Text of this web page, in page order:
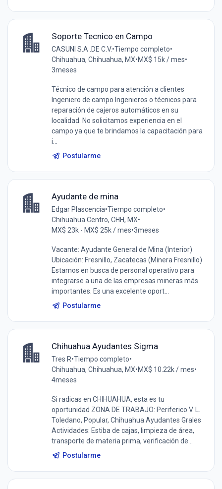
Soporte Tecnico en Campo
CASUNI S.A .DE C.V.•Tiempo completo•
Chihuahua, Chihuahua, MX•MX$ 15k / mes•
3meses
Técnico de campo para atención a clientes
Ingeniero de campo Ingenieros o técnicos para
reparación de cajeros automáticos en su
localidad. No solicitamos experiencia en el
campo ya que te brindamos la capacitación para
i...
Postularme
Ayudante de mina
Edgar Plascencia•Tiempo completo•
Chihuahua Centro, CHH, MX•
MX$ 23k - MX$ 25k / mes•3meses
Vacante: Ayudante General de Mina (Interior)
Ubicación: Fresnillo, Zacatecas (Minera Fresnillo)
Estamos en busca de personal operativo para
integrarse a una de las empresas mineras más
importantes. Es una excelente oport...
Postularme
Chihuahua Ayudantes Sigma
Tres R•Tiempo completo•
Chihuahua, Chihuahua, MX•MX$ 10.22k / mes•
4meses
Si radicas en CHIHUAHUA, esta es tu
oportunidad ZONA DE TRABAJO: Periferico V. L.
Toledano, Popular, Chihuahua Ayudantes Grales
Actividades: Estiba de cajas, limpieza de área,
transporte de materia prima, verificación de...
Postularme